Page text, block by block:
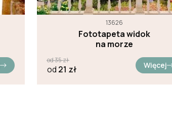
13626
Fototapeta widok
na morze
od35zł
od 21 zł Więcej